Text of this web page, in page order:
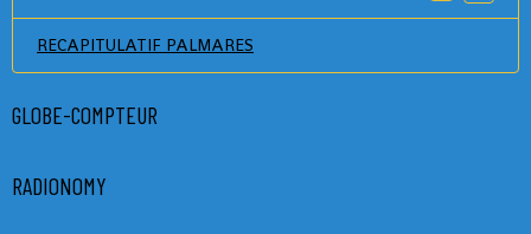
RECAPITULATIF PALMARES
GLOBE-COMPTEUR
RADIONOMY